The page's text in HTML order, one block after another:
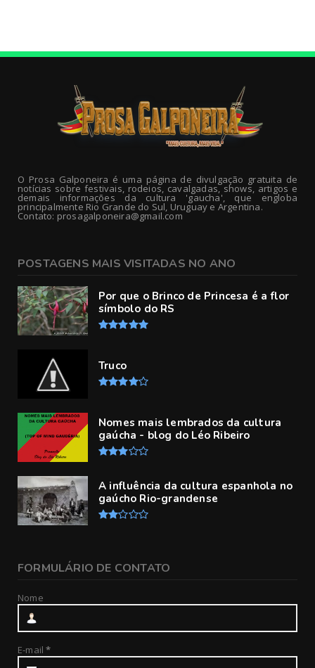
O Prosa Galponeira é uma página de divulgação gratuita de
notícias sobre festivais, rodeios, cavalgadas, shows, artigos e
demais informações da cultura 'gaucha', que engloba
principalmente Rio Grande do Sul, Uruguay e Argentina.
Contato: prosagalponeira@gmail.com
POSTAGENS MAIS VISITADAS NO ANO
Por que o Brinco de Princesa é a flor
símbolo do RS
Truco
Nomes mais lembrados da cultura
gaúcha - blog do Léo Ribeiro
A influência da cultura espanhola no
gaúcho Rio-grandense
FORMULÁRIO DE CONTATO
Nome
E-mail*